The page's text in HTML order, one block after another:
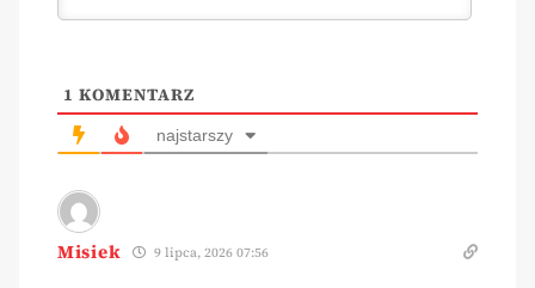
1 KOMENTARZ
najstarszy
Misiek 9 lipca, 2026 07:56